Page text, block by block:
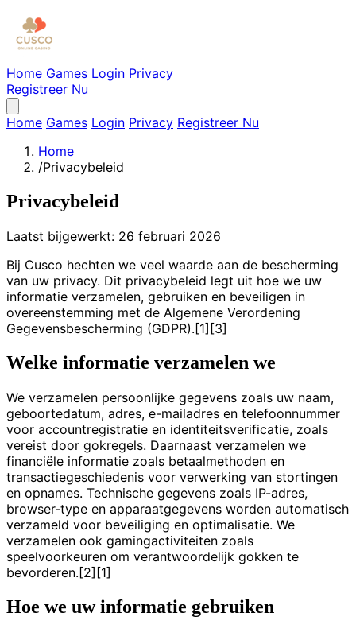
Home Games Login Privacy
Registreer Nu
Home Games Login Privacy Registreer Nu
Home
/Privacybeleid
Privacybeleid
Laatst bijgewerkt: 26 februari 2026
Bij Cusco hechten we veel waarde aan de bescherming
van uw privacy. Dit privacybeleid legt uit hoe we uw
informatie verzamelen, gebruiken en beveiligen in
overeenstemming met de Algemene Verordening
Gegevensbescherming (GDPR).[1][3]
Welke informatie verzamelen we
We verzamelen persoonlijke gegevens zoals uw naam,
geboortedatum, adres, e-mailadres en telefoonnummer
voor accountregistratie en identiteitsverificatie, zoals
vereist door gokregels. Daarnaast verzamelen we
financiële informatie zoals betaalmethoden en
transactiegeschiedenis voor verwerking van stortingen
en opnames. Technische gegevens zoals IP-adres,
browser-type en apparaatgegevens worden automatisch
verzameld voor beveiliging en optimalisatie. We
verzamelen ook gamingactiviteiten zoals
speelvoorkeuren om verantwoordelijk gokken te
bevorderen.[2][1]
Hoe we uw informatie gebruiken